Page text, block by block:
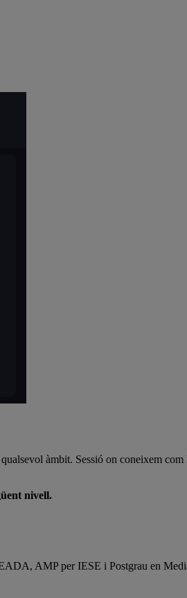
àmbit. Sessió on coneixem
nivell.
AMP per IESE i Postgrau en